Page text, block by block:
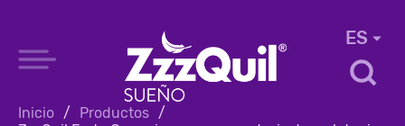
ES
Inicio / Productos /